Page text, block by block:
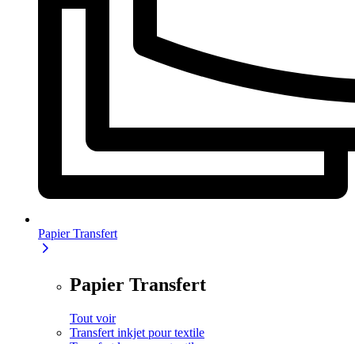
Papier Transfert
Papier Transfert
Tout voir
Transfert inkjet pour textile